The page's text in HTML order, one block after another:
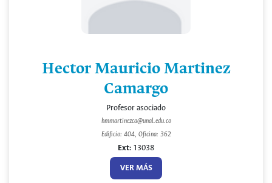
Hector Mauricio Martinez
Camargo
Profesor asociado
hmmartinezca@unal.edu.co
Edificio: 404, Oficina: 362
Ext: 13038
VER MÁS